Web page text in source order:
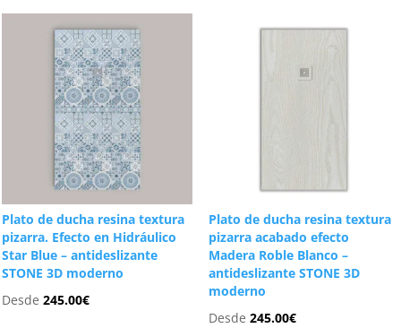
Plato de ducha resina textura
pizarra. Efecto en Hidráulico
Star Blue – antideslizante
STONE 3D moderno
Desde245.00€
Plato de ducha resina textura
pizarra acabado efecto
Madera Roble Blanco –
antideslizante STONE 3D
moderno
Desde 245.00€